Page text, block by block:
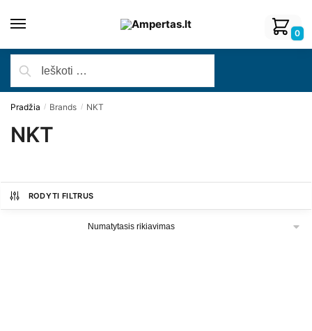
0
Pradžia / Brands / NKT
NKT
RODYTI FILTRUS